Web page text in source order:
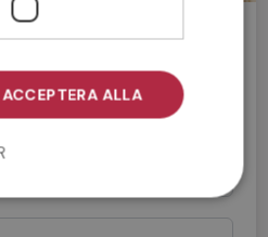
Kvinna
ACCEPTERA ALLA